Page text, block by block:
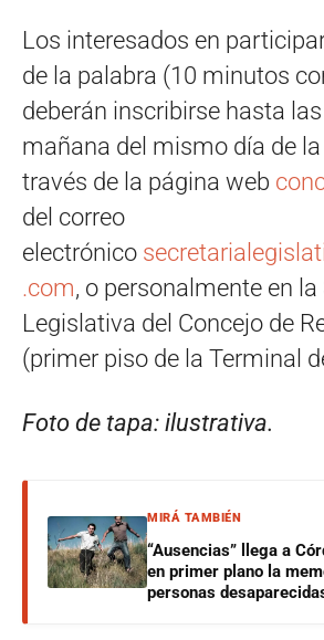
Los interesados en
de la palabra (10 minutos
deberán inscribirse hasta
mañana del mismo día de
través de la página web
del correo
electrónico
.com, o personalmente en la
Legislativa del Concejo de
(primer piso de la Terminal
Foto de tapa: ilustrativa.
MIRÁ TAMBIÉN
“Ausencias” llega a
en primer plano la
personas